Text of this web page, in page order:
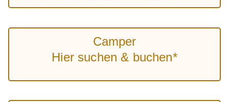
Camper
Hier suchen & buchen*